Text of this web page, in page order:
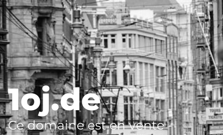
1oj.de
Ce domaine est en vente -